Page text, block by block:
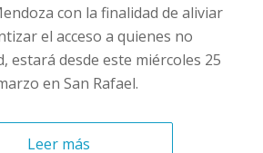
con la finalidad de aliviar
el acceso a quienes no
estará desde este miércoles 25
en San Rafael.
Leer más